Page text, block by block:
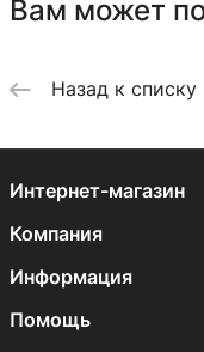
Вам может
Назад к списку
Интернет-магазин
Компания
Информация
Помощь